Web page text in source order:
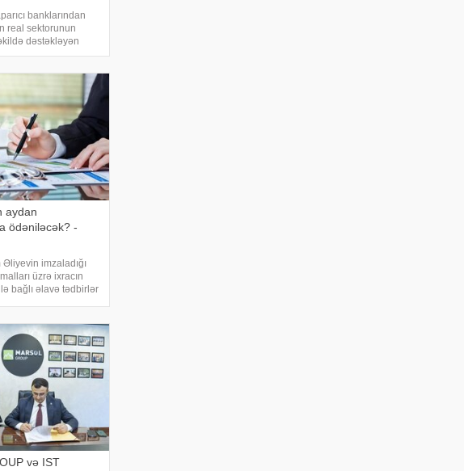
banklarından
real sektorunun
dəstəkləyən
ilə Cənub-Şərqi
sazişi
əsasən
aydan
ödəniləcək? -
imzaladığı
üzrə ixracın
bağlı əlavə tədbirlər
və IST